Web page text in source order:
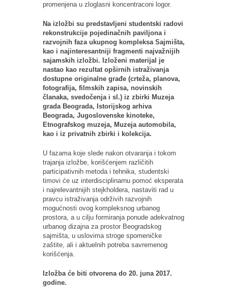
promenjena u zloglasni koncentraconi logor.
Na izložbi su predstavljeni studentski radovi
rekonstrukcije pojedinačnih paviljona i
razvojnih faza ukupnog kompleksa Sajmišta,
kao i najinteresantniji fragmenti najvažnijih
sajamskih izložbi. Izloženi materijal je
nastao kao rezultat opširnih istraživanja
dostupne originalne građe (crteža, planova,
fotografija, filmskih zapisa, novinskih
članaka, svedočenja i sl.) iz zbirki Muzeja
grada Beograda, Istorijskog arhiva
Beograda, Jugoslovenske kinoteke,
Etnografskog muzeja, Muzeja automobila,
kao i iz privatnih zbirki i kolekcija.
U fazama koje slede nakon otvaranja i tokom
trajanja izložbe, korišćenjem različitih
participativnih metoda i tehnika, studentski
timovi će uz interdisciplinarnu pomoć eksperata
i najrelevantnijih stejkholdera, nastaviti rad u
pravcu istraživanja održivih razvojnih
mogućnosti ovog kompleksnog urbanog
prostora, a u cilju formiranja ponude adekvatnog
urbanog dizajna za prostor Beogradskog
sajmišta, u uslovima stroge spomeničke
zaštite, ali i aktuelnih potreba savremenog
korišćenja.
Izložba će biti otvorena do 20. juna 2017.
godine.